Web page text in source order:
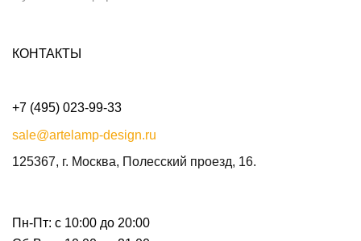
КОНТАКТЫ
+7 (495) 023-99-33
sale@artelamp-design.ru
125367, г. Москва, Полесский проезд, 16.
Пн-Пт: с 10:00 до 20:00